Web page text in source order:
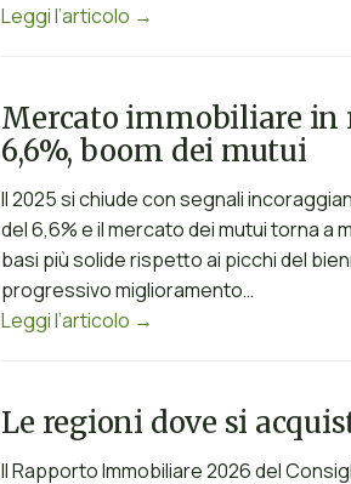
Leggi l’articolo →
Mercato immobiliare in
6,6%, boom dei mutui
Il 2025 si chiude con segnali
del 6,6% e il mercato dei mutui torna
basi più solide rispetto ai picchi del
progressivo miglioramento…
Leggi l’articolo →
Le regioni dove si
Il Rapporto Immobiliare 2026 del